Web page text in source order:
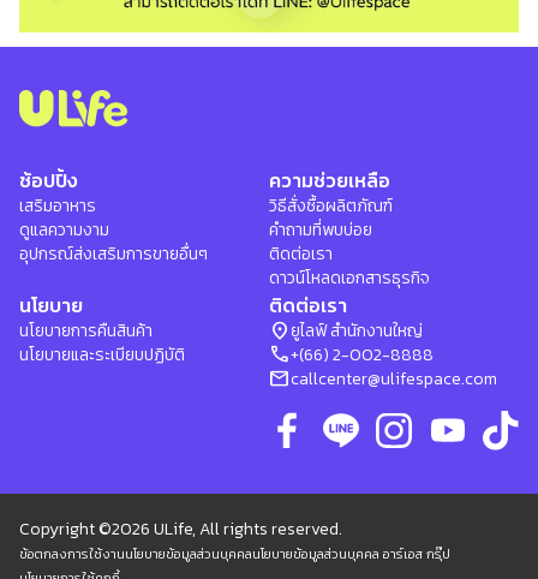
ช้อปปิ้ง
เสริมอาหาร
ดูแลความงาม
อุปกรณ์ส่งเสริมการขายอื่นๆ
ความช่วยเหลือ
วิธีสั่งซื้อผลิตภัณฑ์
คำถามที่พบบ่อย
ติดต่อเรา
ดาวน์โหลดเอกสารธุรกิจ
นโยบาย
นโยบายการคืนสินค้า
นโยบายและระเบียบปฏิบัติ
ติดต่อเรา
location_onยูไลฟ์ สำนักงานใหญ่
phone+(66) 2-002-8888
mailcallcenter@ulifespace.com
Copyright ©2026 ULife, All rights reserved.
ข้อตกลงการใช้งานนโยบายข้อมูลส่วนบุคคลนโยบายข้อมูลส่วนบุคคล อาร์เอส กรุ๊ป